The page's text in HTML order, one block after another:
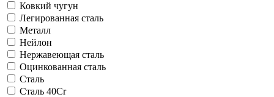
Ковкий чугун
Легированная сталь
Металл
Нейлон
Нержавеющая сталь
Оцинкованная сталь
Сталь
Сталь 40Cr